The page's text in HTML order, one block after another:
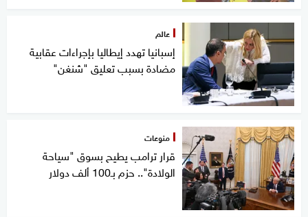
عالم
إسبانيا تهدد إيطاليا بإجراءات عقابية
مضادة بسبب تعليق "شنغن"
منوعات
قرار ترامب يطيح بسوق "سياحة
الولادة".. حزم بـ100 ألف دولار